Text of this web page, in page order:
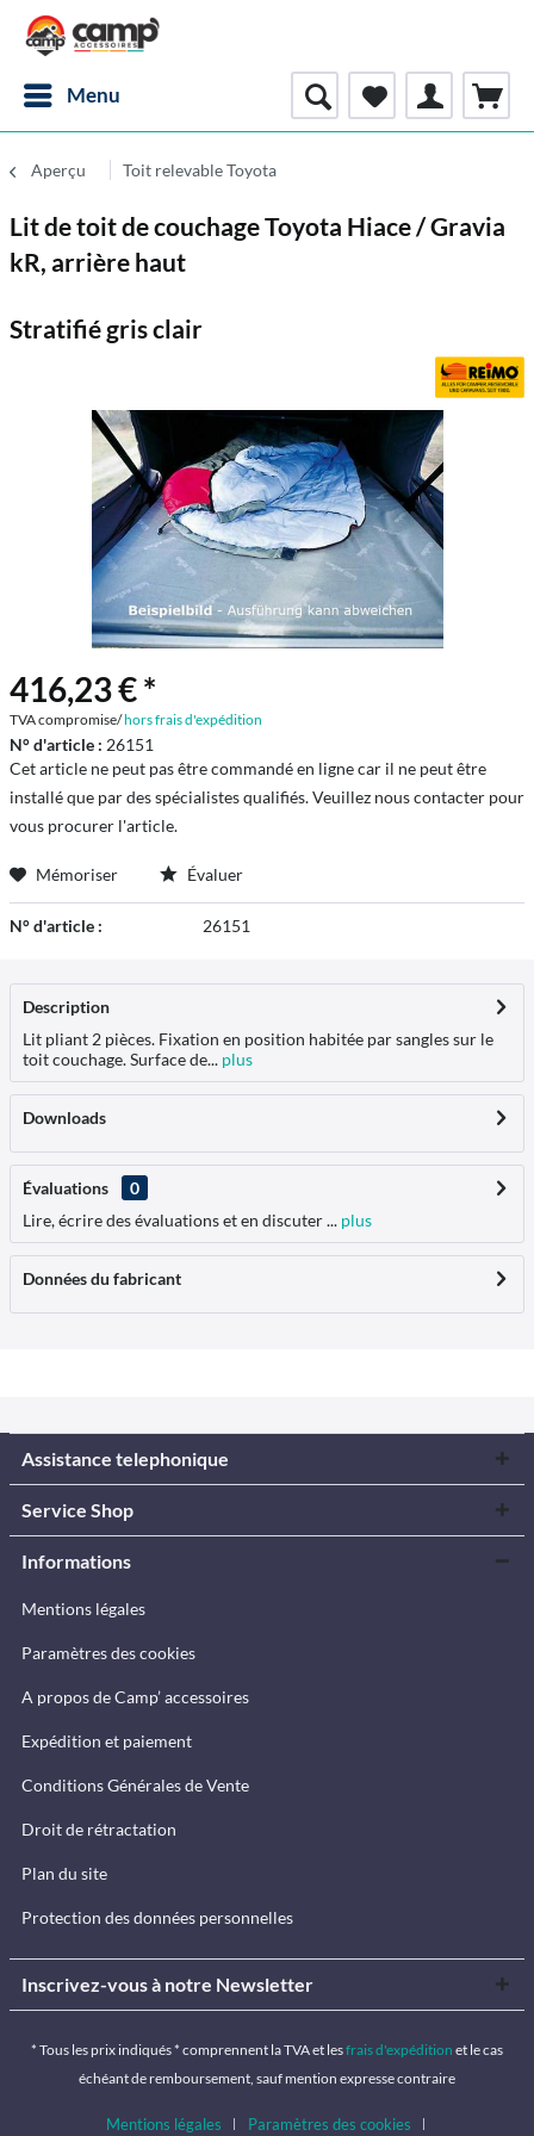
Menu
Aperçu Toit relevable Toyota
Lit de toit de couchage Toyota Hiace / Gravia
kR, arrière haut
Stratifié gris clair
416,23 € *
TVA compromise/hors frais d'expédition
N° d'article : 26151
Cet article ne peut pas être commandé en ligne car il ne peut être
installé que par des spécialistes qualifiés. Veuillez nous contacter pour
vous procurer l'article.
Mémoriser Évaluer
N° d'article : 26151
Description
Lit pliant 2 pièces. Fixation en position habitée par sangles sur le
toit couchage. Surface de... plus
Downloads
Évaluations
0
Lire, écrire des évaluations et en discuter ... plus
Données du fabricant
Assistance telephonique
Service Shop
Informations
Mentions légales
Paramètres des cookies
A propos de Camp’ accessoires
Expédition et paiement
Conditions Générales de Vente
Droit de rétractation
Plan du site
Protection des données personnelles
Inscrivez-vous à notre Newsletter
* Tous les prix indiqués * comprennent la TVA et lesfrais d'expédition et le cas
échéant de remboursement, sauf mention expresse contraire
Mentions légales Paramètres des cookies